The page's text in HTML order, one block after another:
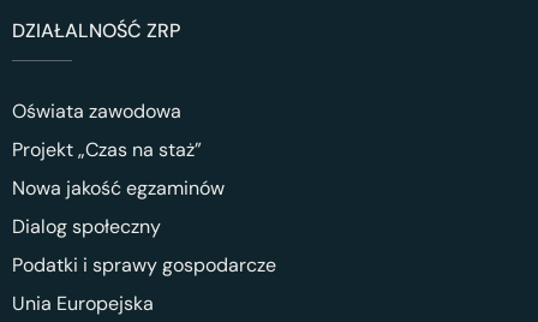
DZIAŁALNOŚĆ ZRP
Oświata zawodowa
Projekt „Czas na staż”
Nowa jakość egzaminów
Dialog społeczny
Podatki i sprawy gospodarcze
Unia Europejska